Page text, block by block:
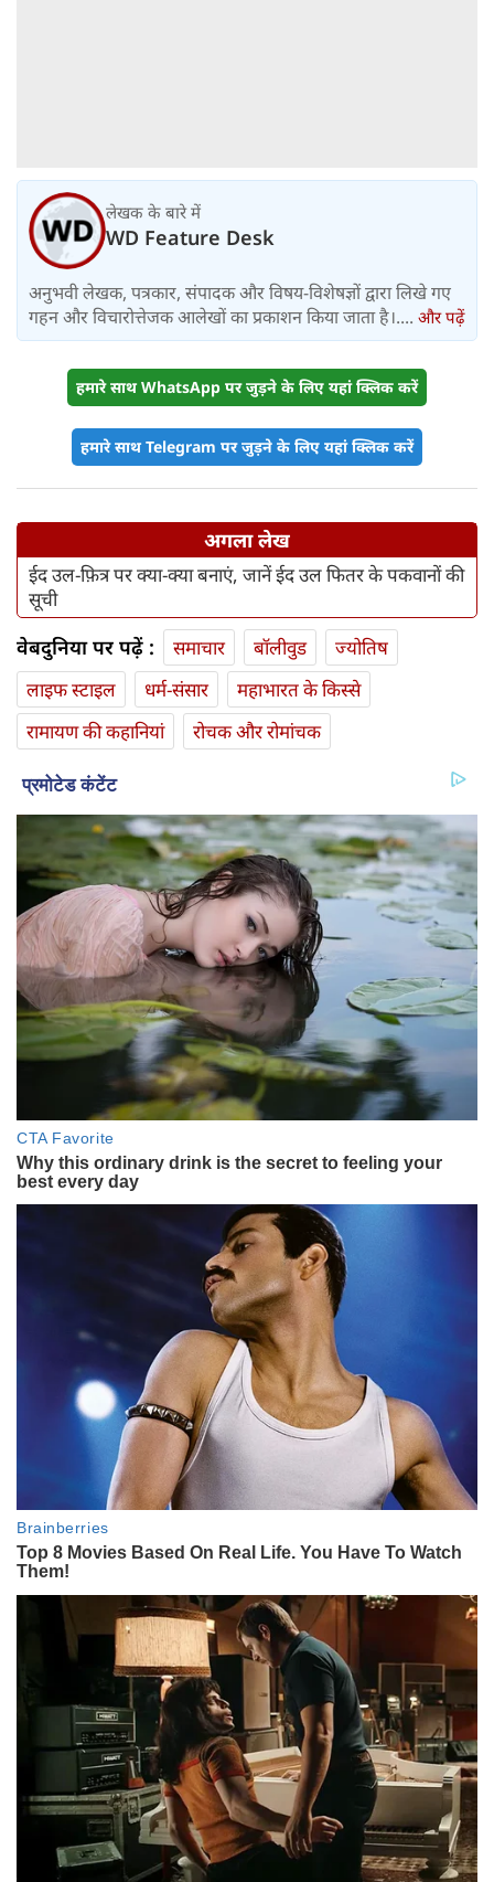
लेखक के बारे में
WD Feature Desk
अनुभवी लेखक, पत्रकार, संपादक और विषय-विशेषज्ञों द्वारा लिखे गए
गहन और विचारोत्तेजक आलेखों का प्रकाशन किया जाता है।.... और पढ़ें
हमारे साथ WhatsApp पर जुड़ने के लिए यहां क्लिक करें
हमारे साथ Telegram पर जुड़ने के लिए यहां क्लिक करें
अगला लेख
ईद उल-फ़ित्र पर क्या-क्या बनाएं, जानें ईद उल फितर के पकवानों की
सूची
वेबदुनिया पर पढ़ें : समाचार बॉलीवुड
ज्योतिष
लाइफ स्‍टाइल
धर्म-संसार
महाभारत के किस्से
रामायण की कहानियां
रोचक और रोमांचक